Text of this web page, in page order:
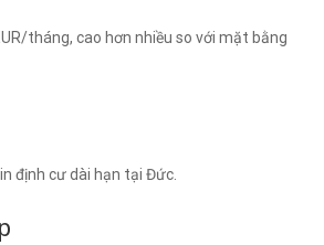
tháng, cao hơn nhiều so với mặt bằng
định cư dài hạn tại Đức.